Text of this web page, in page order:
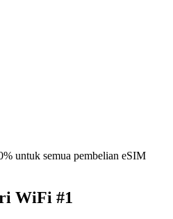
untuk semua pembelian eSIM
WiFi #1